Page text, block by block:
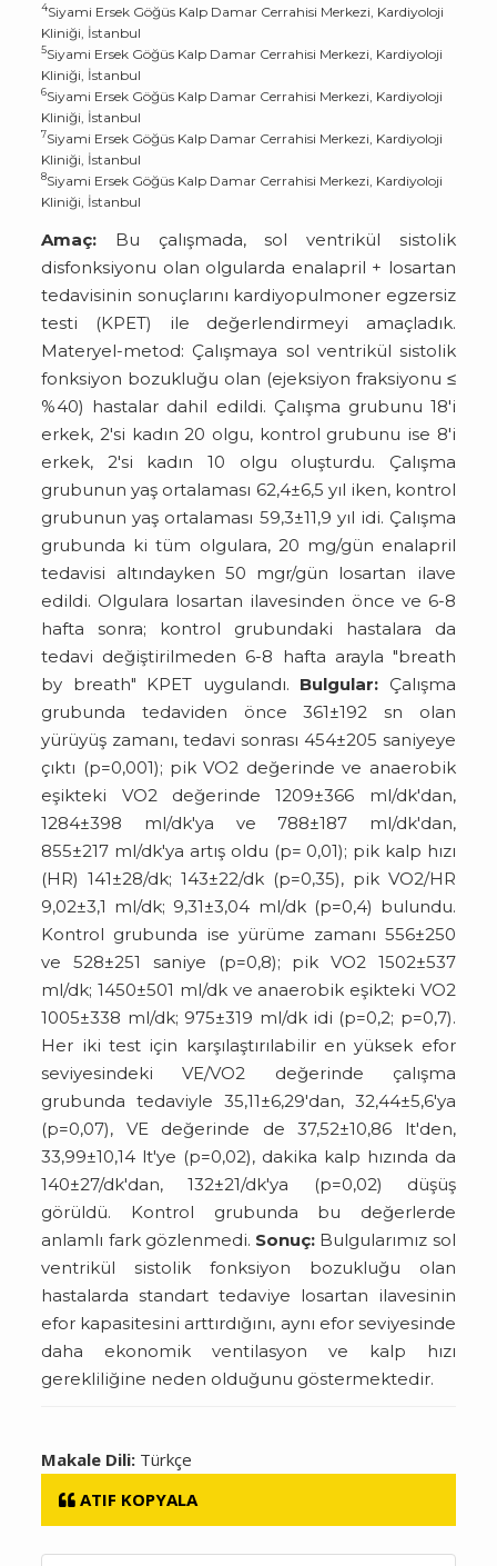
4Siyami Ersek Göğüs Kalp Damar Cerrahisi Merkezi, Kardiyoloji
Kliniği, İstanbul
5Siyami Ersek Göğüs Kalp Damar Cerrahisi Merkezi, Kardiyoloji
Kliniği, İstanbul
6Siyami Ersek Göğüs Kalp Damar Cerrahisi Merkezi, Kardiyoloji
Kliniği, İstanbul
7Siyami Ersek Göğüs Kalp Damar Cerrahisi Merkezi, Kardiyoloji
Kliniği, İstanbul
8Siyami Ersek Göğüs Kalp Damar Cerrahisi Merkezi, Kardiyoloji
Kliniği, İstanbul
Amaç: Bu çalışmada, sol ventrikül sistolik
disfonksiyonu olan olgularda enalapril + losartan
tedavisinin sonuçlarını kardiyopulmoner egzersiz
testi (KPET) ile değerlendirmeyi amaçladık.
Materyel-metod: Çalışmaya sol ventrikül sistolik
fonksiyon bozukluğu olan (ejeksiyon fraksiyonu ≤
%40) hastalar dahil edildi. Çalışma grubunu 18'i
erkek, 2'si kadın 20 olgu, kontrol grubunu ise 8'i
erkek, 2'si kadın 10 olgu oluşturdu. Çalışma
grubunun yaş ortalaması 62,4±6,5 yıl iken, kontrol
grubunun yaş ortalaması 59,3±11,9 yıl idi. Çalışma
grubunda ki tüm olgulara, 20 mg/gün enalapril
tedavisi altındayken 50 mgr/gün losartan ilave
edildi. Olgulara losartan ilavesinden önce ve 6-8
hafta sonra; kontrol grubundaki hastalara da
tedavi değiştirilmeden 6-8 hafta arayla "breath
by breath" KPET uygulandı. Bulgular: Çalışma
grubunda tedaviden önce 361±192 sn olan
yürüyüş zamanı, tedavi sonrası 454±205 saniyeye
çıktı (p=0,001); pik VO2 değerinde ve anaerobik
eşikteki VO2 değerinde 1209±366 ml/dk'dan,
1284±398 ml/dk'ya ve 788±187 ml/dk'dan,
855±217 ml/dk'ya artış oldu (p= 0,01); pik kalp hızı
(HR) 141±28/dk; 143±22/dk (p=0,35), pik VO2/HR
9,02±3,1 ml/dk; 9,31±3,04 ml/dk (p=0,4) bulundu.
Kontrol grubunda ise yürüme zamanı 556±250
ve 528±251 saniye (p=0,8); pik VO2 1502±537
ml/dk; 1450±501 ml/dk ve anaerobik eşikteki VO2
1005±338 ml/dk; 975±319 ml/dk idi (p=0,2; p=0,7).
Her iki test için karşılaştırılabilir en yüksek efor
seviyesindeki VE/VO2 değerinde çalışma
grubunda tedaviyle 35,11±6,29'dan, 32,44±5,6'ya
(p=0,07), VE değerinde de 37,52±10,86 lt'den,
33,99±10,14 lt'ye (p=0,02), dakika kalp hızında da
140±27/dk'dan, 132±21/dk'ya (p=0,02) düşüş
görüldü. Kontrol grubunda bu değerlerde
anlamlı fark gözlenmedi. Sonuç: Bulgularımız sol
ventrikül sistolik fonksiyon bozukluğu olan
hastalarda standart tedaviye losartan ilavesinin
efor kapasitesini arttırdığını, aynı efor seviyesinde
daha ekonomik ventilasyon ve kalp hızı
gerekliliğine neden olduğunu göstermektedir.
Makale Dili: Türkçe
ATIF KOPYALA